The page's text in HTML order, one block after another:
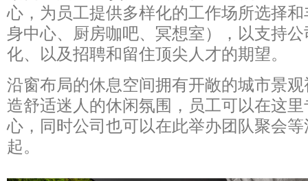
心，为员工提供多样化的工作场所选择
身中心、厨房咖吧、冥想室），以支持
化、以及招聘和留住顶尖人才的期望。
沿窗布局的休息空间拥有开敞的城市景
造舒适迷人的休闲氛围，员工可以在这
心，同时公司也可以在此举办团队聚会
起。